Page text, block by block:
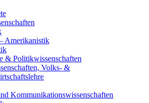
Amerikanistik
& Politikwissenschaften
Volks- &
Kommunikationswissenschaften